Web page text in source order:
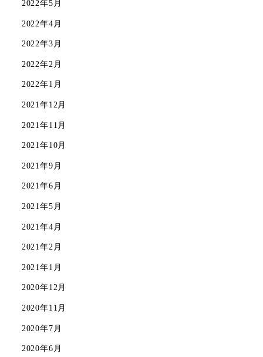
2022年5月
2022年4月
2022年3月
2022年2月
2022年1月
2021年12月
2021年11月
2021年10月
2021年9月
2021年6月
2021年5月
2021年4月
2021年2月
2021年1月
2020年12月
2020年11月
2020年7月
2020年6月